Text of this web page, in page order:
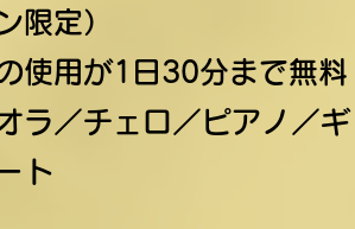
限定）
使用が1日30分まで無料
ラ／チェロ／ピアノ／ギ
ト